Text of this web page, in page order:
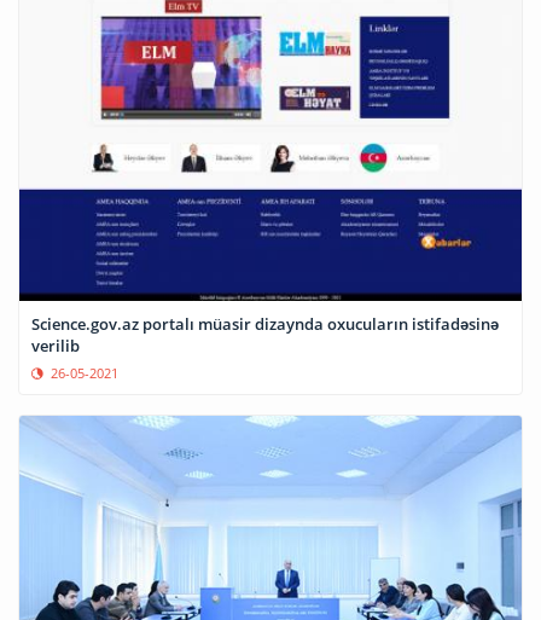
Science.gov.az portalı müasir dizaynda oxucuların istifadəsinə
verilib
26-05-2021